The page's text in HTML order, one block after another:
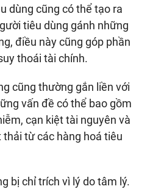
dùng cũng có thể tạo ra
tiêu dùng gánh những
điều này cũng góp phần
thoái tài chính.
cũng thường gắn liền với
vấn đề có thể bao gồm
cạn kiệt tài nguyên và
từ các hàng hoá tiêu
bị chỉ trích vì lý do tâm lý.